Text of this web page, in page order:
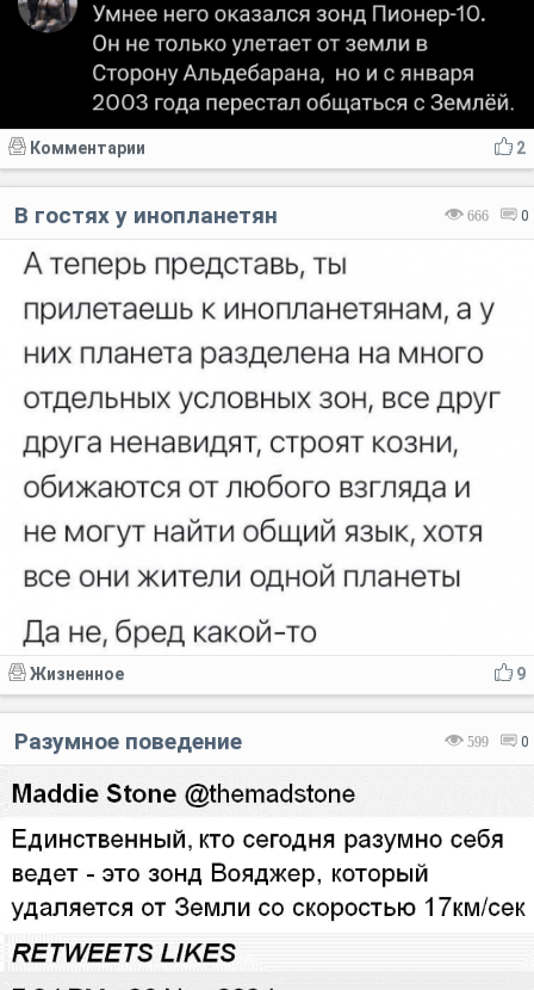
2
Комментарии
666 0
В гостях у инопланетян
9
Жизненное
599 0
Разумное поведение